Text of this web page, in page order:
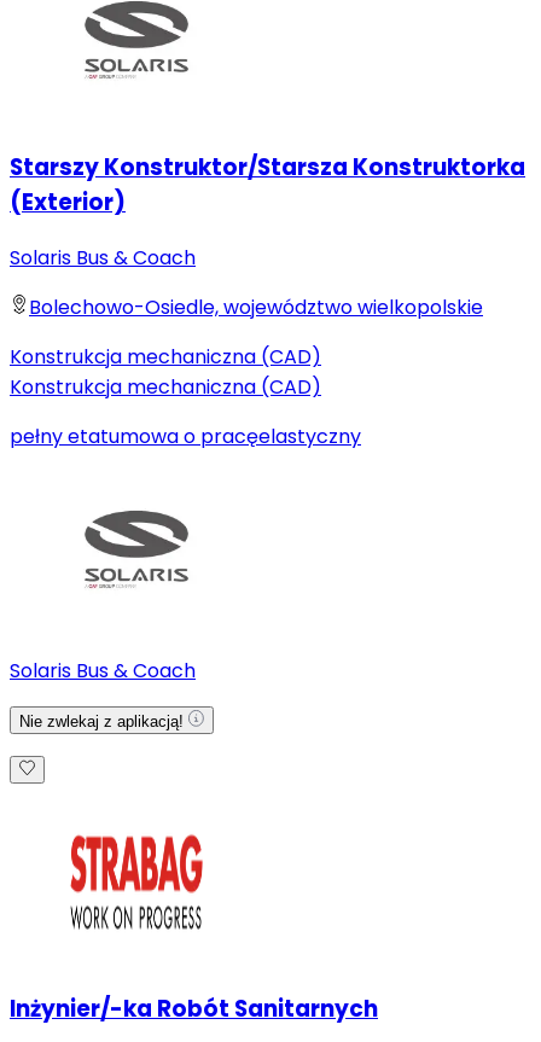
Starszy Konstruktor/Starsza Konstruktorka
(Exterior)
Solaris Bus & Coach
Bolechowo-Osiedle, województwo wielkopolskie
Konstrukcja mechaniczna (CAD)
Konstrukcja mechaniczna (CAD)
pełny etatumowa o pracęelastyczny
Solaris Bus & Coach
Nie zwlekaj z aplikacją!
Inżynier/-ka Robót Sanitarnych